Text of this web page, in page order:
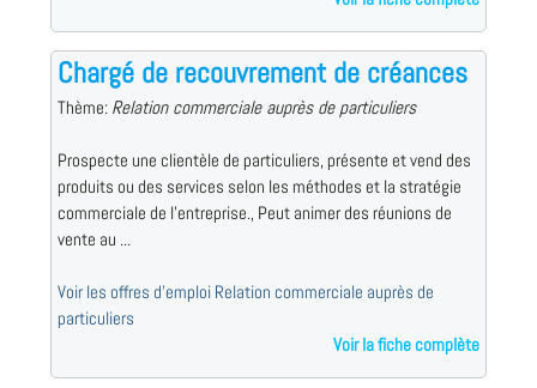
Chargé de recouvrement de créances
Thème: Relation commerciale auprès de particuliers
Prospecte une clientèle de particuliers, présente et vend des
produits ou des services selon les méthodes et la stratégie
commerciale de l'entreprise., Peut animer des réunions de
vente au ...
Voir les offres d'emploi Relation commerciale auprès de
particuliers
Voir la fiche complète